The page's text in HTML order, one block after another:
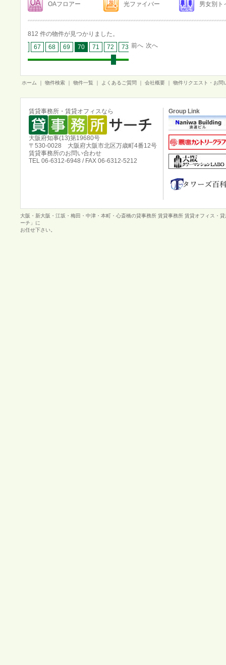
OAフロアー 光ファイバー 男女別ト
812 件の物件が見つかりました。
67 68 69 70 71 72 73 74 75
前へ 次へ
ホーム 物件検索 物件一覧 よくあるご質問 会社概要 物件リクエスト・お問
賃貸事務所・賃貸オフィスなら
大阪府知事(13)第19680号
〒530-0028 大阪府大阪市北区万歳町4番12号
賃貸事務所のお問い合わせ
TEL 06-6312-6948 / FAX 06-6312-5212
Group Link
大阪・新大阪・江坂・梅田・中津・本町・心斎橋の貸事務所 賃貸事務所 賃貸オフィス・
ーチ」に
お任せ下さい。